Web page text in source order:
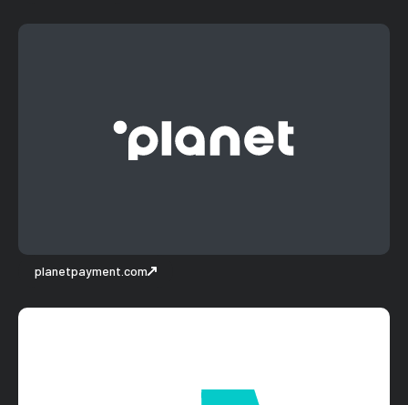
planetpayment.com